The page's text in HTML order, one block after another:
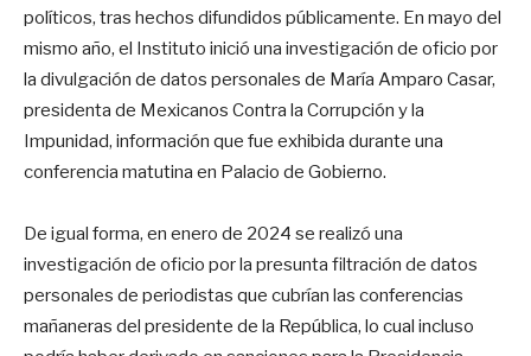
políticos, tras hechos difundidos públicamente. En mayo del
mismo año, el Instituto inició una investigación de oficio por
la divulgación de datos personales de María Amparo Casar,
presidenta de Mexicanos Contra la Corrupción y la
Impunidad, información que fue exhibida durante una
conferencia matutina en Palacio de Gobierno.
De igual forma, en enero de 2024 se realizó una
investigación de oficio por la presunta filtración de datos
personales de periodistas que cubrían las conferencias
mañaneras del presidente de la República, lo cual incluso